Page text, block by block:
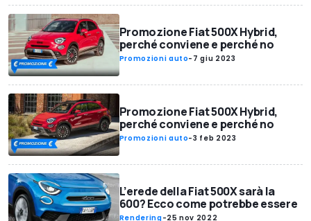
Promozione Fiat 500X Hybrid,
perché conviene e perché no
Promozioni auto- 7 giu 2023
Promozione Fiat 500X Hybrid,
perché conviene e perché no
Promozioni auto-3 feb 2023
L’erede della Fiat 500X sarà la
600? Ecco come potrebbe essere
Rendering-25 nov 2022